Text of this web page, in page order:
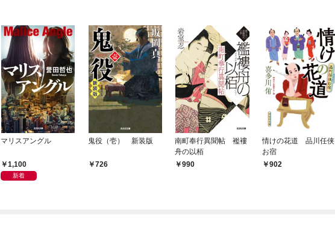
マリスアングル
1,100
新着
鬼役（壱） 新装版
726
南町奉行異聞帖 襤褸
舟の以栢
990
情けの花道 品川任侠
お宿
902